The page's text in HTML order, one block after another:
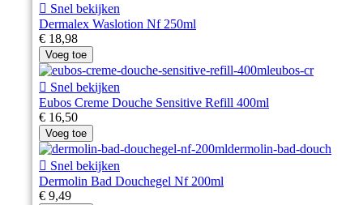
 Snel bekijken
Dermalex Waslotion Nf 250ml
€ 18,98
Voeg toe
 Snel bekijken
Eubos Creme Douche Sensitive Refill 400ml
€ 16,50
Voeg toe
 Snel bekijken
Dermolin Bad Douchegel Nf 200ml
€ 9,49